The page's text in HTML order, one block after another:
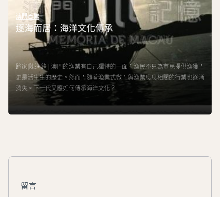
澳門百業
逐海而居：海洋文化傳承
路家|陳逸鋒 | 澳門的漁業有自己獨特的一面，漁民不只為市民提供漁獲，
更是活生生的歷史。然而，隨着漁業式微，與漁業息息相關的行業也逐漸
消失。下一代又應如何傳承海洋文化？
留言